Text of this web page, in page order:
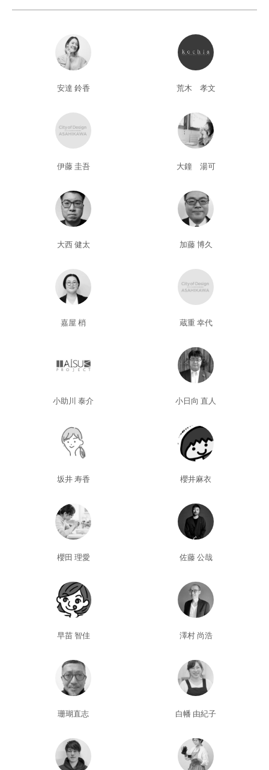
安達 鈴香 荒木 孝文
伊藤 圭吾 大鐘 湯可
大西 健太 加藤 博久
嘉屋 梢 蔵重 幸代
小助川 泰介 小日向 直人
坂井 寿香 櫻井麻衣
櫻田 理愛 佐藤 公哉
早苗 智佳 澤村 尚浩
珊瑚直志 白幡 由紀子